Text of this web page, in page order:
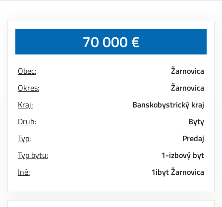
70 000 €
Obec:
Žarnovica
Okres:
Žarnovica
Kraj:
Banskobystrický kraj
Druh:
Byty
Typ:
Predaj
Typ bytu:
1-izbový byt
Iné:
1ibytŽarnovica